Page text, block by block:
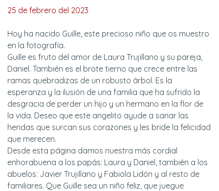
25 de febrero del 2023
Hoy ha nacido Guille, este precioso niño que os muestro
en la fotografía.
Guille es fruto del amor de Laura Trujillano y su pareja,
Daniel. También es el brote tierno que crece entre las
ramas quebradizas de un robusto árbol. Es la
esperanza y la ilusión de una familia que ha sufrido la
desgracia de perder un hijo y un hermano en la flor de
la vida. Deseo que este angelito ayude a sanar las
heridas que surcan sus corazones y les bride la felicidad
que merecen.
Desde esta página damos nuestra más cordial
enhorabuena a los papás: Laura y Daniel, también a los
abuelos: Javier Trujillano y Fabiola Lidón y al resto de
familiares. Que Guille sea un niño feliz, que juegue